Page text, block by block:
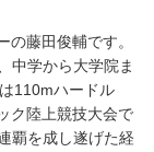
藤田俊輔です。
中学から大学院ま
110mハードル
ク陸上競技大会で
覇を成し遂げた経